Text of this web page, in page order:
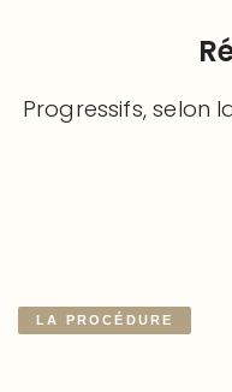
Progressifs, selon
LA PROCÉDURE